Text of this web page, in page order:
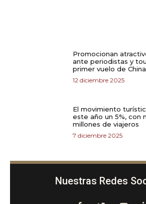
Promocionan
ante periodistas y
primer vuelo de
12 diciembre 2025
El movimiento
este año un 5%, con
millones de viajeros
7 diciembre 2025
Nuestras Redes